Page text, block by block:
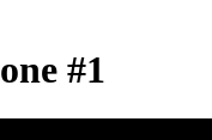
#1